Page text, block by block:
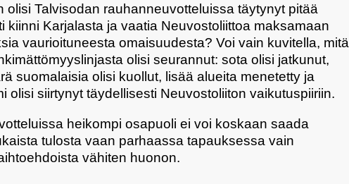
olisi Talvisodan rauhanneuvotteluissa täytynyt pitää
kiinni Karjalasta ja vaatia Neuvostoliittoa maksamaan
vaurioituneesta omaisuudesta? Voi vain kuvitella, mitä
olisi seurannut: sota olisi jatkunut,
suomalaisia olisi kuollut, lisää alueita menetetty ja
olisi siirtynyt täydellisesti Neuvostoliiton vaikutuspiiriin.
heikompi osapuoli ei voi koskaan saada
tulosta vaan parhaassa tapauksessa vain
vähiten huonon.